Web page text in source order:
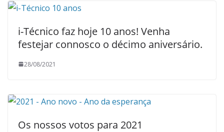
i-Técnico faz hoje 10 anos! Venha
festejar connosco o décimo aniversário.
28/08/2021
Os nossos votos para 2021